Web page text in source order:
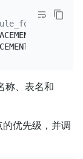
应
POLICY
POLICY
称、表名和
优先级，并调